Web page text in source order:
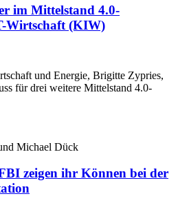
im Mittelstand 4.0-
Wirtschaft (KIW)
und Energie, Brigitte Zypries,
für drei weitere Mittelstand 4.0-
Michael Dück
zeigen ihr Können bei der